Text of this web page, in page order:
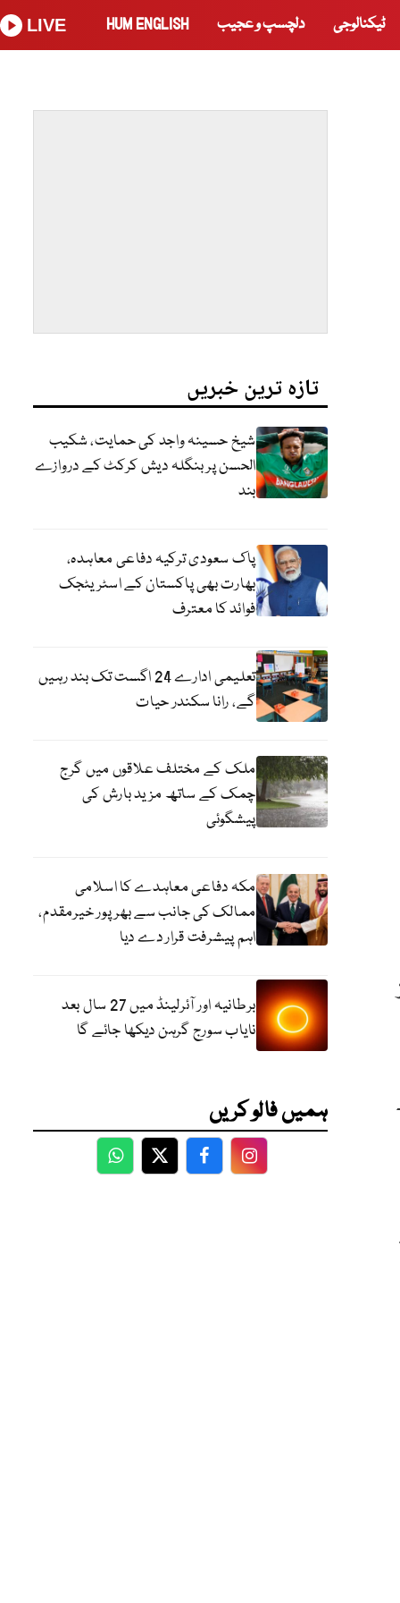
ٹیکنالوجی دلچسپ و عجیب HUM ENGLISH
LIVE
تازہ ترین خبریں
شیخ حسینہ واجد کی حمایت، شکیب
الحسن پر بنگلہ دیش کرکٹ کے دروازے
بند
پاک سعودی ترکیہ دفاعی معاہدہ،
بھارت بھی پاکستان کے اسٹریٹجک
فوائد کا معترف
تعلیمی ادارے 24 اگست تک بند رہیں
گے، رانا سکندر حیات
ملک کے مختلف علاقوں میں گرج
چمک کے ساتھ مزید بارش کی
پیشگوئی
مکہ دفاعی معاہدے کا اسلامی
ممالک کی جانب سے بھرپور خیرمقدم،
اہم پیشرفت قرار دے دیا
برطانیہ اور آئرلینڈ میں 27 سال بعد
نایاب سورج گرہن دیکھا جائے گا
ہمیں فالو کریں
WhatsApp
TwitterFacebookFacebook